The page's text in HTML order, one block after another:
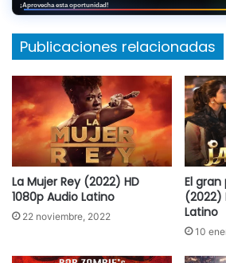
¡Aprovecha esta oportunidad!
Publicaciones relacionadas
La Mujer Rey (2022) HD
1080p Audio Latino
22 noviembre, 2022
El
(2022)
Latino
10